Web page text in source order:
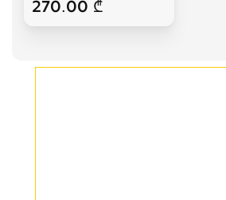
270.00 ₾